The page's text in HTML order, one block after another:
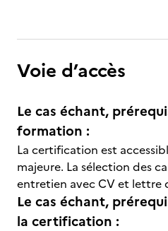
Voie d’accès
Le cas échant,
formation :
La certification est
majeure. La sélection des
entretien avec CV et lettre
Le cas échant,
la certification :